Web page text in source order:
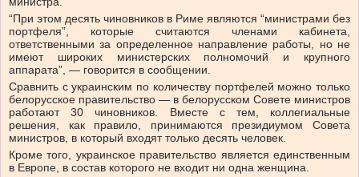
“При этом десять чиновников в Риме являются “министрами без
портфеля”, которые считаются членами кабинета,
ответственными за определенное направление работы, но не
имеют широких министерских полномочий и крупного
аппарата”, — говорится в сообщении.
Сравнить с украинским по количеству портфелей можно только
белорусское правительство — в белорусском Совете министров
работают 30 чиновников. Вместе с тем, коллегиальные
решения, как правило, принимаются президиумом Совета
министров, в который входят только десять человек.
Кроме того, украинское правительство является единственным
в Европе, в состав которого не входит ни одна женщина.